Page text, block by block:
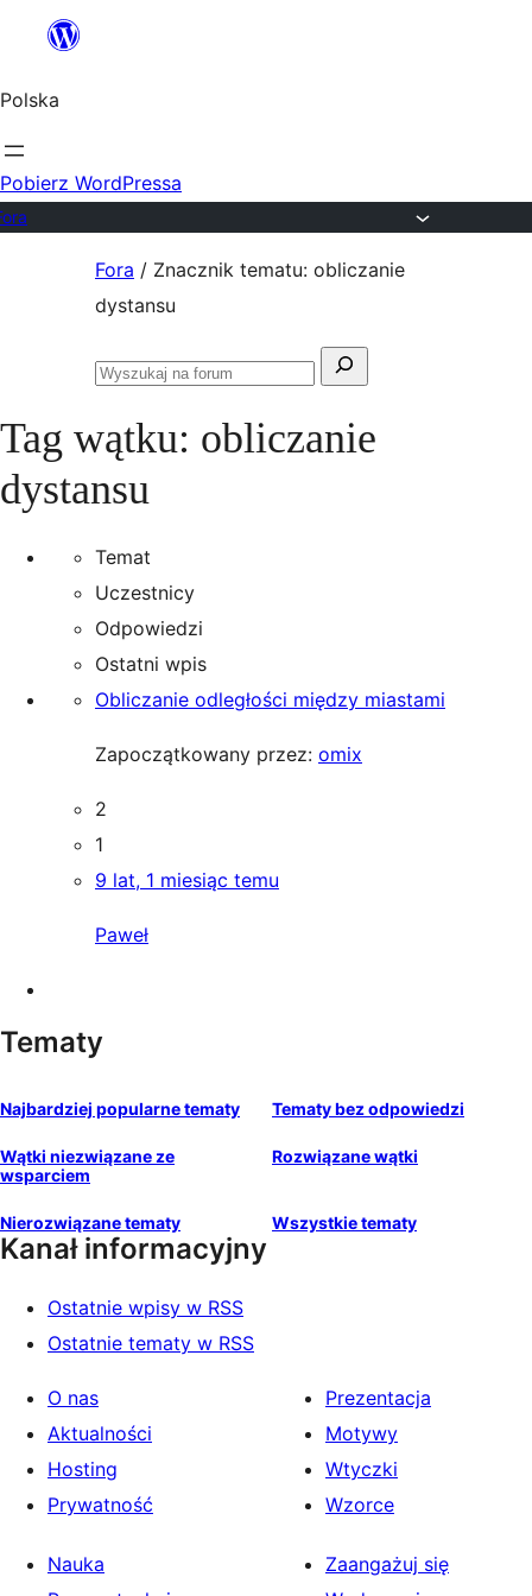
Przejdź
treści
Polska
Pobierz WordPressa
Fora / Znacznik tematu: obliczanie
dystansu
Szukaj:
Przeszukaj
Tag wątku: obliczanie
dystansu
Temat
Uczestnicy
Odpowiedzi
Ostatni wpis
Obliczanie odległości między miastami
Zapoczątkowany przez: omix
2
1
9 lat, 1 miesiąc temu
Paweł
Tematy
Najbardziej popularne tematy Tematy bez odpowiedzi
Wątki niezwiązane ze
wsparciem
Rozwiązane wątki
Nierozwiązane tematy Wszystkie tematy
Kanał informacyjny
Ostatnie wpisy w RSS
Ostatnie tematy w RSS
O nas
Aktualności
Hosting
Prywatność
Prezentacja
Motywy
Wtyczki
Wzorce
Nauka
Zaangażuj się